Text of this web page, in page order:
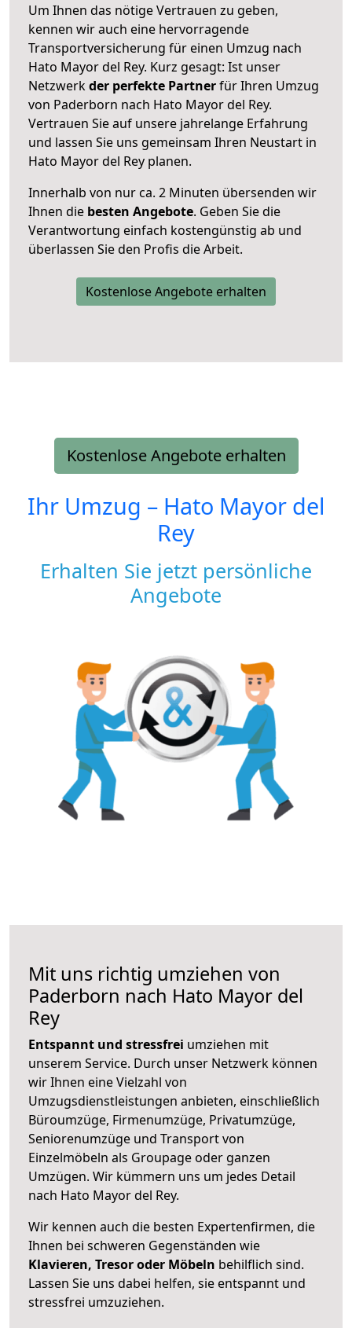
Um Ihnen das nötige Vertrauen zu geben,
kennen wir auch eine hervorragende
Transportversicherung für einen Umzug nach
Hato Mayor del Rey. Kurz gesagt: Ist unser
Netzwerkder perfekte Partnerfür Ihren Umzug
von Paderborn nach Hato Mayor del Rey.
Vertrauen Sie auf unsere jahrelange Erfahrung
und lassen Sie uns gemeinsam Ihren Neustart in
Hato Mayor del Rey planen.
Innerhalb von nur ca. 2 Minuten übersenden wir
Ihnen die besten Angebote. Geben Sie die
Verantwortung einfach kostengünstig ab und
überlassen Sie den Profis die Arbeit.
Kostenlose Angebote erhalten
Kostenlose Angebote erhalten
Ihr Umzug – Hato Mayor del
Rey
Erhalten Sie jetzt persönliche
Angebote
Mit uns richtig umziehen von
Paderborn nach Hato Mayor del
Rey
Entspannt und stressfrei umziehen mit
unserem Service. Durch unser Netzwerk können
wir Ihnen eine Vielzahl von
Umzugsdienstleistungen anbieten, einschließlich
Büroumzüge, Firmenumzüge, Privatumzüge,
Seniorenumzüge und Transport von
Einzelmöbeln als Groupage oder ganzen
Umzügen. Wir kümmern uns um jedes Detail
nach Hato Mayor del Rey.
Wir kennen auch die besten Expertenfirmen, die
Ihnen bei schweren Gegenständen wie
Klavieren, Tresor oder Möbeln behilflich sind.
Lassen Sie uns dabei helfen, sie entspannt und
stressfrei umzuziehen.